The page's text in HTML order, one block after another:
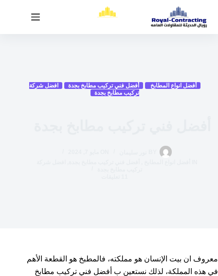
أفضل انواع المطابخ أفضل فني تركيب مطابخ بجدة
افضل شركة
تركيب مطابخ بجدة
معروف ان بيت الإنسان هو مملكته، فالمطبخ هو القطعة الأهم
في هذه المملكة، لذلك نستعين ب أفضل فني تركيب مطابخ